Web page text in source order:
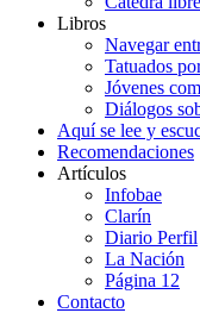
Libros
Navegar
Tatuados
Jóvenes
Diálogos
Aquí se lee y
Recomendaciones
Artículos
Infobae
Clarín
Diario Perfil
La Nación
Página 12
Contacto